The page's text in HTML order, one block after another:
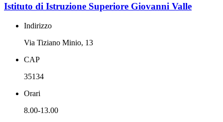
Istituto di Istruzione Superiore Giovanni Valle
Indirizzo
Via Tiziano Minio, 13
CAP
35134
Orari
8.00-13.00